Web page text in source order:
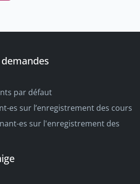
par défaut
es sur l’enregistrement des cours
es sur l'enregistrement des